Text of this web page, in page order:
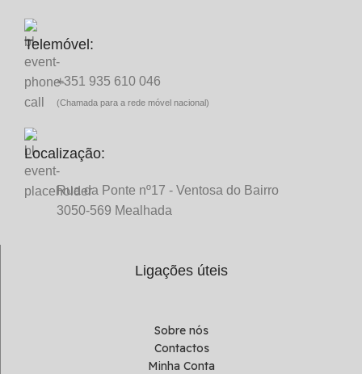
Telemóvel:
+351 935 610 046
(Chamada para a rede móvel nacional)
Localização:
Rua da Ponte nº17 - Ventosa do Bairro
3050-569 Mealhada
Ligações úteis
Sobre nós
Contactos
Minha Conta